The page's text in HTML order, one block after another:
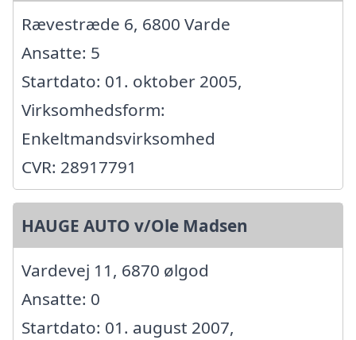
Rævestræde 6, 6800 Varde
Ansatte: 5
Startdato: 01. oktober 2005,
Virksomhedsform:
Enkeltmandsvirksomhed
CVR: 28917791
HAUGE AUTO v/Ole Madsen
Vardevej 11, 6870 ølgod
Ansatte: 0
Startdato: 01. august 2007,